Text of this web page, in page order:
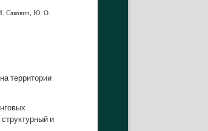
М. Сакович, Ю. О.
территории
и